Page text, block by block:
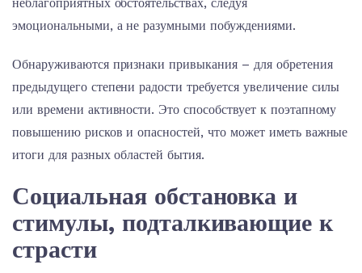
эмоциональными, а не разумными побуждениями.
Обнаруживаются признаки привыкания – для обретения
предыдущего степени радости требуется увеличение силы
или времени активности. Это способствует к поэтапному
повышению рисков и опасностей, что может иметь важные
итоги для разных областей бытия.
Социальная обстановка и
стимулы, подталкивающие к
страсти